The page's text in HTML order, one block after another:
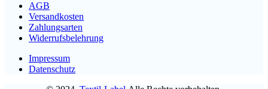
AGB
Versandkosten
Zahlungsarten
Widerrufsbelehrung
Impressum
Datenschutz